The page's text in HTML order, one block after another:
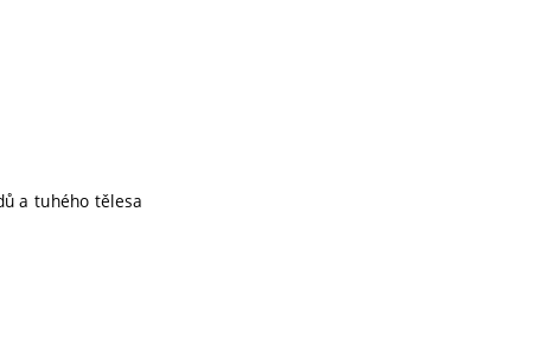
a tuhého tělesa